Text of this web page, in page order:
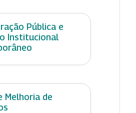
Pública e
Institucional
Melhoria de